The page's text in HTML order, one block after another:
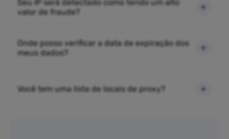
Seu IP será detectado como tendo um alto
valor de fraude?
Onde posso verificar a data de expiração dos
meus dados?
Você tem uma lista de locais de proxy?